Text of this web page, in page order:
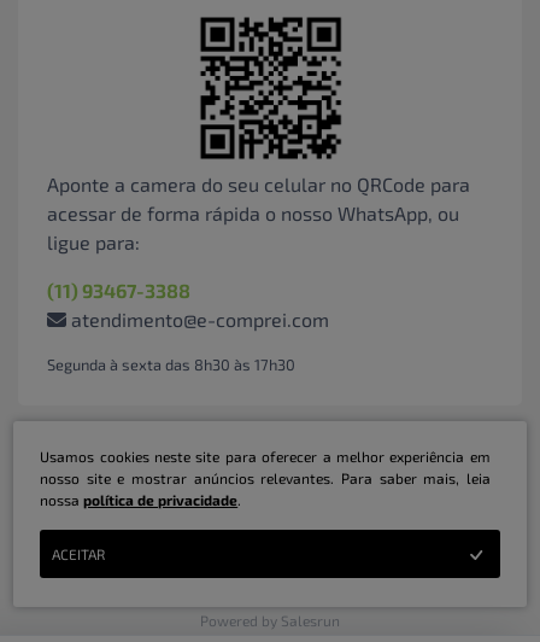
Aponte a camera do seu celular no QRCode para
acessar de forma rápida o nosso WhatsApp, ou
ligue para:
(11) 93467-3388
atendimento@e-comprei.com
Segunda à sexta das 8h30 às 17h30
Marketplace B2B Serviços Inteligentes Ltda | CNPJ: 31.415.786/0001-31 | ©
Powered by Salesrun
Usamos cookies neste site para oferecer a melhor experiência em
nosso site e mostrar anúncios relevantes. Para saber mais, leia
nossapolítica de privacidade.
ACEITAR